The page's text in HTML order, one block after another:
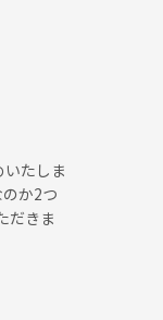
たしま
か2つ
だきま